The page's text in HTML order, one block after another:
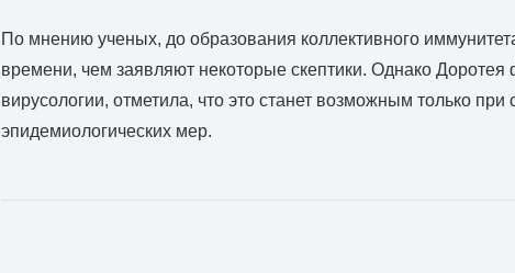
По мнению ученых, до образования коллективного
времени, чем заявляют некоторые скептики. Однако Доротея
вирусологии, отметила, что это станет возможным только
эпидемиологических мер.